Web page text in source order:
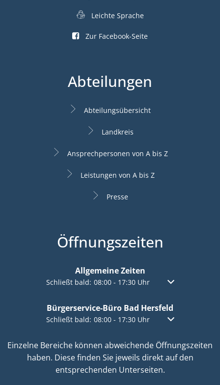
Leichte Sprache
Zur Facebook-Seite
Abteilungen
Abteilungsübersicht
Landkreis
Ansprechpersonen von A bis Z
Leistungen von A bis Z
Presse
Öffnungszeiten
Allgemeine Zeiten
Klicken, um weitere Öffnungs- oder Schließzeiten
Schließt bald: 08:00- 17:30Uhr Von 08:00 bis
Bürgerservice-Büro Bad Hersfeld
Klicken, um weitere Öffnungs- oder Schließzeiten
Schließt bald: 08:00- 17:30Uhr Von 08:00 bis
Einzelne Bereiche können abweichende Öffnungszeiten
haben. Diese finden Sie jeweils direkt auf den
entsprechenden Unterseiten.